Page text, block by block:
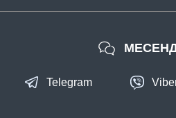
Telegram